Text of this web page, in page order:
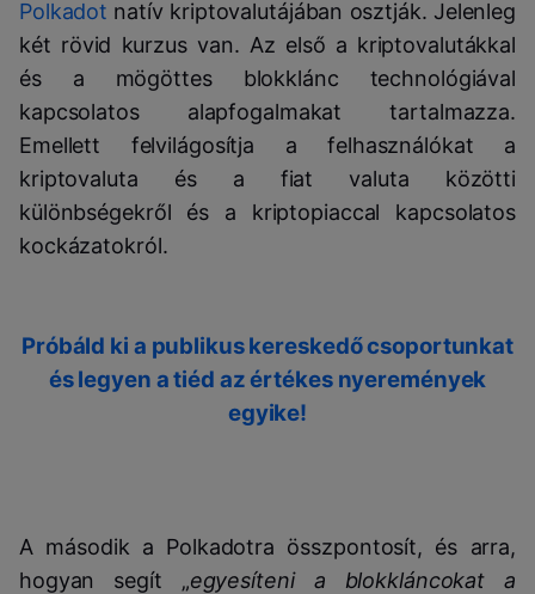
Polkadot natív kriptovalutájában osztják. Jelenleg
két rövid kurzus van. Az első a kriptovalutákkal
és a mögöttes blokklánc technológiával
kapcsolatos alapfogalmakat tartalmazza.
Emellett felvilágosítja a felhasználókat a
kriptovaluta és a fiat valuta közötti
különbségekről és a kriptopiaccal kapcsolatos
kockázatokról.
Próbáld ki a publikus kereskedő csoportunkat
és legyen a tiéd az értékes nyeremények
egyike!
A második a Polkadotra összpontosít, és arra,
hogyan segít „egyesíteni a blokkláncokat a